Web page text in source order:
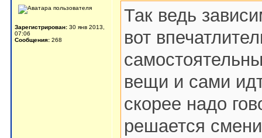
Зарегистрирован: 30 янв 2013,
07:06
Сообщения: 268
Так ведь
вот
вещи и сами
скорее надо
решается